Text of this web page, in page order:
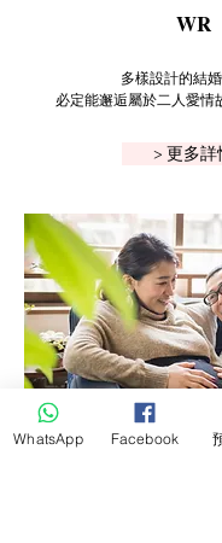
WR
多樣設計的結婚
必定能邂逅屬於二人愛情
> 更多詳
WhatsApp Facebook